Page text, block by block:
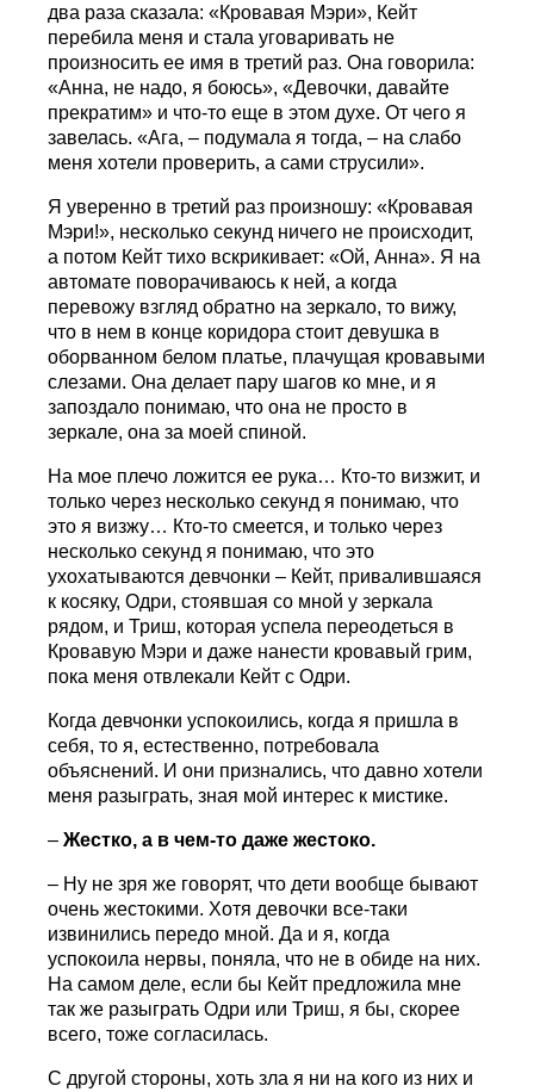
два раза сказала: «Кровавая Мэри», Кейт
перебила меня и стала уговаривать не
произносить ее имя в третий раз. Она говорила:
«Анна, не надо, я боюсь», «Девочки, давайте
прекратим» и что-то еще в этом духе. От чего я
завелась. «Ага, – подумала я тогда, – на слабо
меня хотели проверить, а сами струсили».
Я уверенно в третий раз произношу: «Кровавая
Мэри!», несколько секунд ничего не происходит,
а потом Кейт тихо вскрикивает: «Ой, Анна». Я на
автомате поворачиваюсь к ней, а когда
перевожу взгляд обратно на зеркало, то вижу,
что в нем в конце коридора стоит девушка в
оборванном белом платье, плачущая кровавыми
слезами. Она делает пару шагов ко мне, и я
запоздало понимаю, что она не просто в
зеркале, она за моей спиной.
На мое плечо ложится ее рука… Кто-то визжит, и
только через несколько секунд я понимаю, что
это я визжу… Кто-то смеется, и только через
несколько секунд я понимаю, что это
ухохатываются девчонки – Кейт, привалившаяся
к косяку, Одри, стоявшая со мной у зеркала
рядом, и Триш, которая успела переодеться в
Кровавую Мэри и даже нанести кровавый грим,
пока меня отвлекали Кейт с Одри.
Когда девчонки успокоились, когда я пришла в
себя, то я, естественно, потребовала
объяснений. И они признались, что давно хотели
меня разыграть, зная мой интерес к мистике.
–Жестко, а в чем-то даже жестоко.
– Ну не зря же говорят, что дети вообще бывают
очень жестокими. Хотя девочки все-таки
извинились передо мной. Да и я, когда
успокоила нервы, поняла, что не в обиде на них.
На самом деле, если бы Кейт предложила мне
так же разыграть Одри или Триш, я бы, скорее
всего, тоже согласилась.
С другой стороны, хоть зла я ни на кого из них и